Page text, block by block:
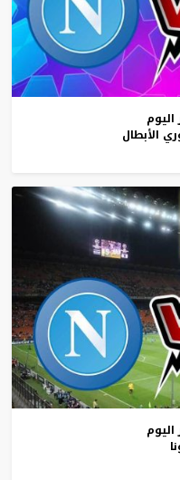
اليوم
الأبطال
اليوم